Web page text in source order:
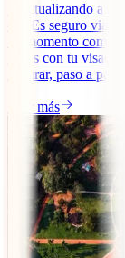
* Actualizando a
en ¿Es seguro
un momento
haces con tu
mostrar, paso a
Leer más